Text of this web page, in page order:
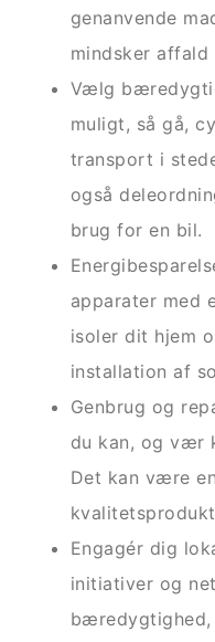
genanvende
mindsker affald
Vælg
muligt, så gå,
transport i
også
brug for en bil.
apparater med
isoler dit hjem
installation af
Genbrug og
du kan, og vær
Det kan være
Engagér dig
initiativer og